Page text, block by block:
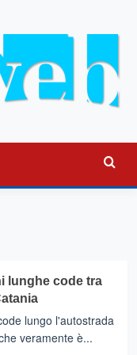
lunghe code tra
lungo l'autostrada
veramente è...